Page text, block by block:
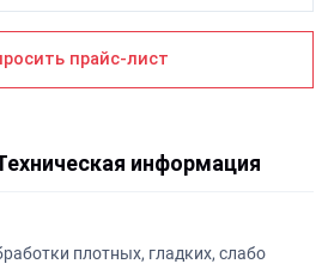
прайс-лист
информация
плотных, гладких, слабо